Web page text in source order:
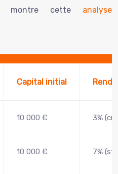
montre cette analyse
Capital initial
10 000 € 3%
10 000 € 7%